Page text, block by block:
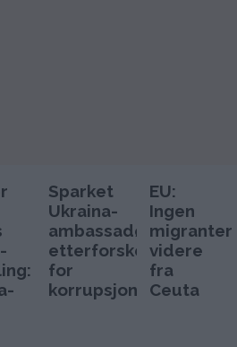
investor på Oslo Børs.
av som daglig leder i
nå som konsulent for
selskaper på
Sparket
Ukraina-
ambassadør
etterforskes
for
korrupsjon
EU:
Ingen
migranter
videre
fra
Ceuta